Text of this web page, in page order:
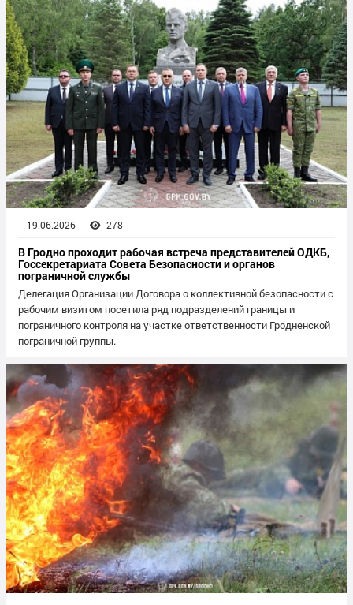
19.06.2026 278
В Гродно проходит рабочая встреча представителей ОДКБ,
Госсекретариата Совета Безопасности и органов
пограничной службы
Делегация Организации Договора о коллективной безопасности с
рабочим визитом посетила ряд подразделений границы и
пограничного контроля на участке ответственности Гродненской
пограничной группы.